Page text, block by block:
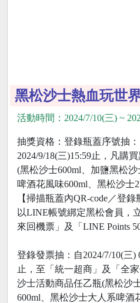
黑松沙士熱血玩世
活動時間：2024/7/10(三) ~
抽獎資格：登錄瓶蓋序號抽：
2024/9/18(三)15:59止，凡購
(黑松沙士600ml、加鹽黑松
啤酒花風味600ml、黑松沙士
【掃描瓶蓋內QR-code／登
以LINE帳號綁定黑松會員，
來回機票」及「LINE Points
登錄發票抽：自2024/7/10(三)
止，至「統一超商」及「全
沙士活動商品任乙瓶(黑松沙
600ml、黑松沙士大人系啤酒